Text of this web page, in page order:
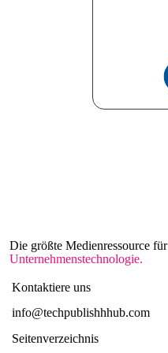
Die größte Medienressource für
Unternehmenstechnologie.
Kontaktiere uns
info@techpublishhhub.com
Seitenverzeichnis